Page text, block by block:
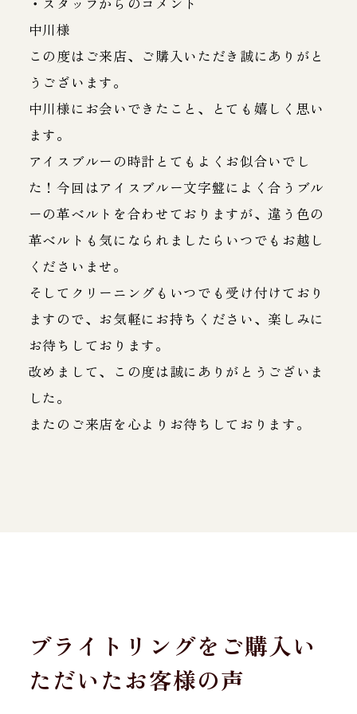
中川様
この度はご来店、ご購入いただき誠にありがと
うございます。
中川様にお会いできたこと、とても嬉しく思い
ます。
アイスブルーの時計とてもよくお似合いでし
た！今回はアイスブルー文字盤によく合うブル
ーの革ベルトを合わせておりますが、違う色の
革ベルトも気になられましたらいつでもお越し
くださいませ。
そしてクリーニングもいつでも受け付けており
ますので、お気軽にお持ちください、楽しみに
お待ちしております。
改めまして、この度は誠にありがとうございま
した。
またのご来店を心よりお待ちしております。
ブライトリングをご購入い
ただいたお客様の声